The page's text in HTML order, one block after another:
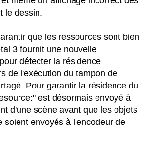
le dessin.
que les ressources sont bien
3 fournit une nouvelle
détecter la résidence
de l'exécution du tampon de
Pour garantir la résidence du
est désormais envoyé à
d'une scène avant que les objets
soient envoyés à l'encodeur de